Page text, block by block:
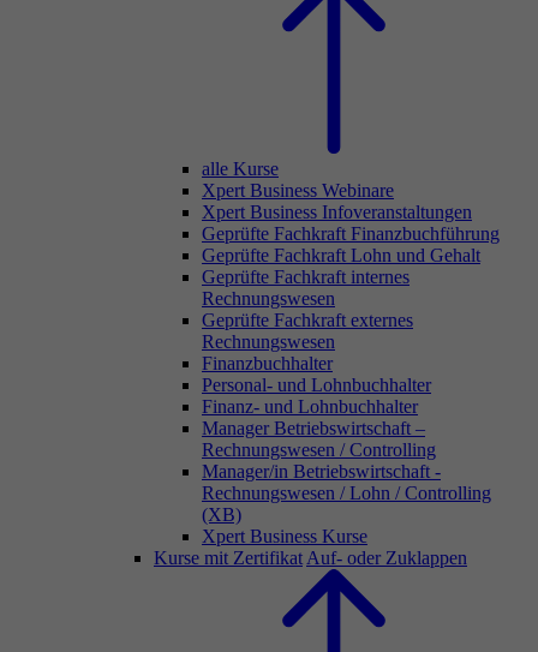
alle Kurse
Xpert Business Webinare
Xpert Business Infoveranstaltungen
Geprüfte Fachkraft Finanzbuchführung
Geprüfte Fachkraft Lohn und Gehalt
Geprüfte Fachkraft internes
Rechnungswesen
Geprüfte Fachkraft externes
Rechnungswesen
Finanzbuchhalter
Personal- und Lohnbuchhalter
Finanz- und Lohnbuchhalter
Manager Betriebswirtschaft –
Rechnungswesen / Controlling
Manager/in Betriebswirtschaft -
Rechnungswesen / Lohn / Controlling
(XB)
Xpert Business Kurse
Kurse mit Zertifikat Auf- oder Zuklappen